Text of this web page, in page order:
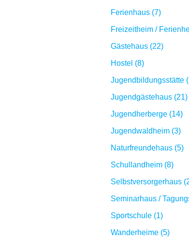
Ferienhaus (7)
Freizeitheim /
Gästehaus (22)
Hostel (8)
Jugendbildungsstätte
Jugendgästehaus (21)
Jugendherberge (14)
Jugendwaldheim (3)
Naturfreundehaus (5)
Schullandheim (8)
Selbstversorgerhaus
Seminarhaus /
Sportschule (1)
Wanderheime (5)